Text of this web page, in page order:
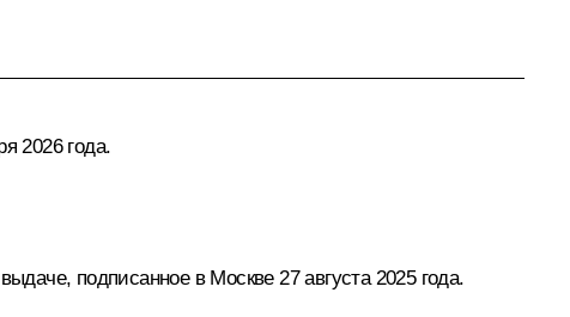
2026 года.
подписанное в Москве 27 августа 2025 года.